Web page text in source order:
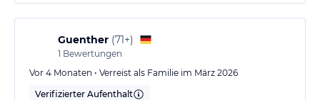
Guenther (71+)
1 Bewertungen
Vor 4 Monaten • Verreist als Familie im März 2026
Verifizierter Aufenthalt